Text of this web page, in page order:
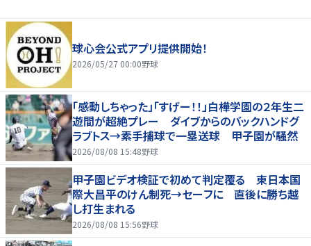
球心会公式アプリ提供開始！
2026/05/27 00:00野球
「感動しちゃった」「すげー！！」白樺学園の２年生二
遊間が超絶プレー ダイブからのバックハンドグ
ラブトス→素手捕球で一塁送球 甲子園が騒然
2026/08/08 15:48野球
甲子園ビデオ検証で初めて判定覆る 東日本国
際大昌平のけん制死→セーフに 直後に勝ち越
し打生まれる
2026/08/08 15:56野球